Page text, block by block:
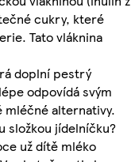
cukry, které
Tato vláknina
doplní pestrý
odpovídá svým
mléčné alternativy.
složkou jídelníčku?
už dítě mléko